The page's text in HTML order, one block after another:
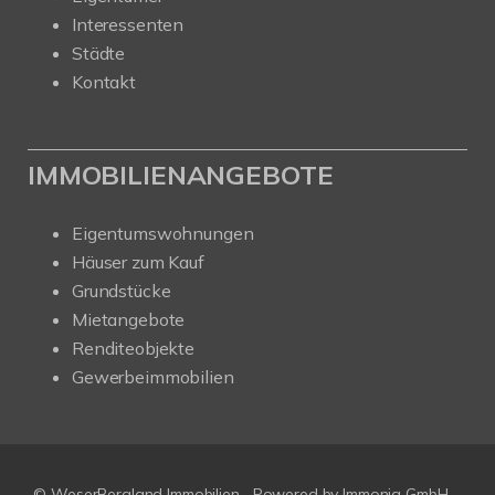
Interessenten
Städte
Kontakt
IMMOBILIENANGEBOTE
Eigentumswohnungen
Häuser zum Kauf
Grundstücke
Mietangebote
Renditeobjekte
Gewerbeimmobilien